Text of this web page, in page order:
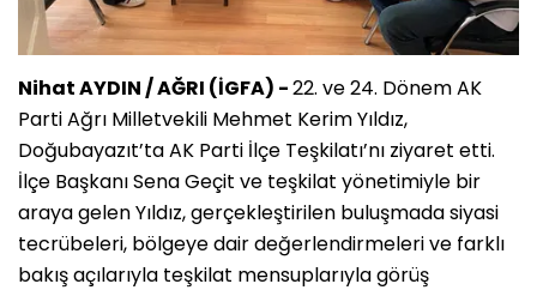
Nihat AYDIN / AĞRI (İGFA) -22. ve 24. Dönem AK
Parti Ağrı Milletvekili Mehmet Kerim Yıldız,
Doğubayazıt’ta AK Parti İlçe Teşkilatı’nı ziyaret etti.
İlçe Başkanı Sena Geçit ve teşkilat yönetimiyle bir
araya gelen Yıldız, gerçekleştirilen buluşmada siyasi
tecrübeleri, bölgeye dair değerlendirmeleri ve farklı
bakış açılarıyla teşkilat mensuplarıyla görüş